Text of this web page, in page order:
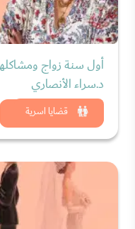
قضايا اسرية
أول سنة زواج
د.سراء الأنصاري
شاهد الان